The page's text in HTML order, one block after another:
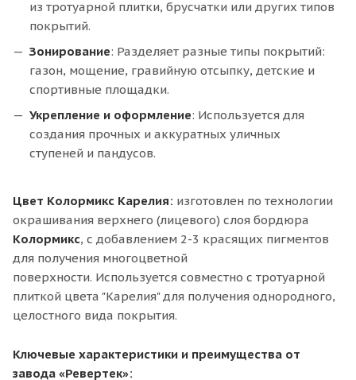
из тротуарной плитки, брусчатки или других типов
покрытий.
Зонирование: Разделяет разные типы покрытий:
газон, мощение, гравийную отсыпку, детские и
спортивные площадки.
Укрепление и оформление: Используется для
создания прочных и аккуратных уличных
ступеней и пандусов.
Цвет Колормикс Карелия: изготовлен по технологии
окрашивания верхнего (лицевого) слоя бордюра
Колормикс, с добавлением 2-3 красящих пигментов
для получения многоцветной
поверхности. Используется совместно с тротуарной
плиткой цвета "Карелия" для получения однородного,
целостного вида покрытия.
Ключевые характеристики и преимущества от
завода «Ревертек»: